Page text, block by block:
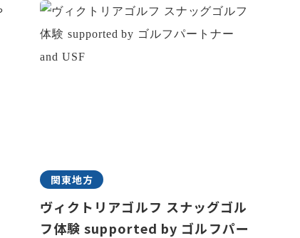
関東地方
ヴィクトリアゴルフ スナッグゴル
フ体験 supported by ゴルフパー